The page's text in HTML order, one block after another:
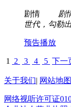
剧情
剧情
世代，勾勒
预告播放
1 2 3 4 5 下一
关于我们 网站地图
网络视听许可证